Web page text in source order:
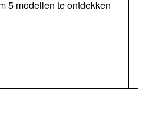
5 modellen te ontdekken